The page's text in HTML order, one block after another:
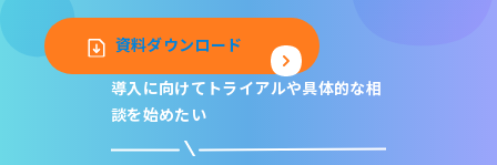
資料ダウンロード
導入に向けてトライアルや具体的な相
談を始めたい